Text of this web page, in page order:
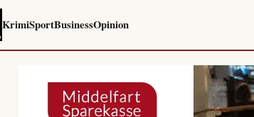
KrimiSportBusinessOpinion